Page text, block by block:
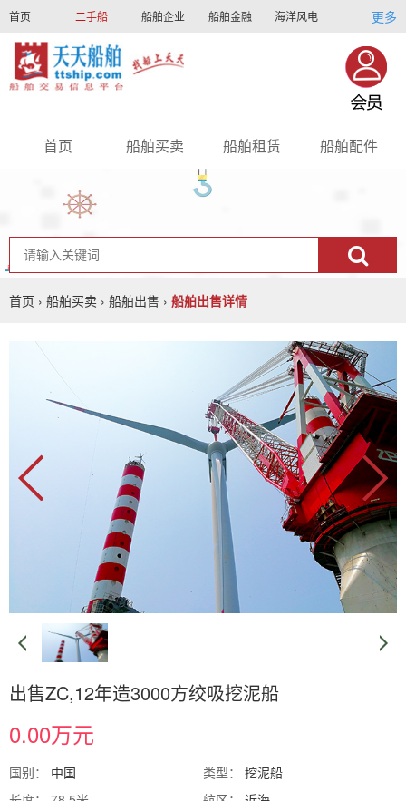
首页 二手船 船舶企业 船舶金融 海洋风电
船员招聘 船员联盟
更多
首页 船舶买卖 船舶租赁 船舶配件
首页 › 船舶买卖 › 船舶出售 › 船舶出售详情
出售ZC,12年造3000方绞吸挖泥船
0.00万元
国别： 中国 类型： 挖泥船